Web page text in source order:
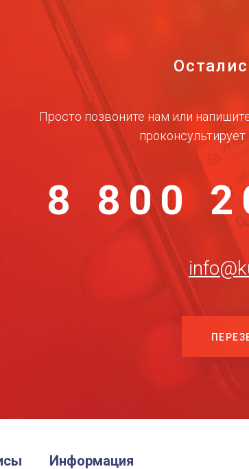
Просто позвоните нам или
8 800
Информация